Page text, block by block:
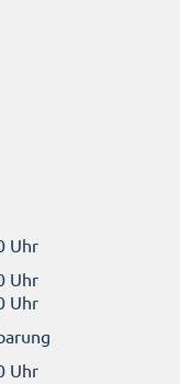
Uhr
Uhr
Uhr
Uhr